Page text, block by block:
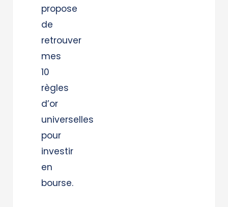
propose
de
retrouver
mes
10
règles
d’or
universelles
pour
investir
en
bourse.